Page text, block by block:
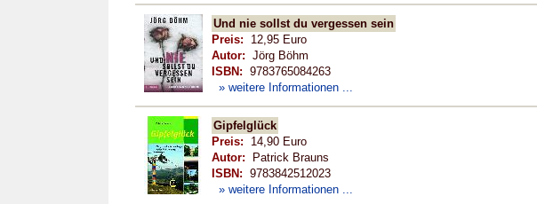
Und nie sollst du vergessen sein
Preis: 12,95 Euro
Autor: Jörg Böhm
ISBN: 9783765084263
» weitere Informationen ...
Gipfelglück
Preis: 14,90 Euro
Autor: Patrick Brauns
ISBN: 9783842512023
» weitere Informationen ...